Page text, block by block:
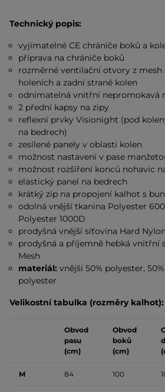
Technický popis:
vyjímatelné CE chrániče boků a
příprava na chrániče boků
rozměrné ventilační otvory z mesh
holeních a zadní straně kolen
odnímatelná vnitřní nepromokavá
2 přední kapsy na zipy
reflexní prvky Visionight (pod
na bedrech)
zesílené panely v oblasti kolen
možnost nastavení v pase
možnost rozšíření konců nohavic
elastický panel na bedrech
krátký zip na propojení kalhot s
odolná vnější tkanina Polyester
Polyester 1000D
prodyšná vnější síťovina Hard
prodyšná a příjemně hebká vnitřní
Mesh
materiál:vnější 50% polyester,
polyester
Velikostní tabulka (rozměry kalhot):
Obvod
pasu
(cm)
Obvod
boků
(cm)
M 84 100